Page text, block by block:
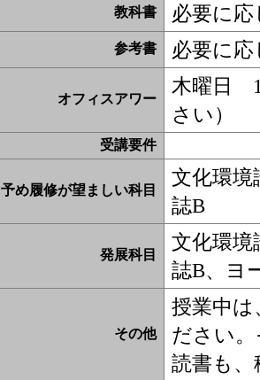
教科書 必要に
参考書 必要に
オフィスアワー
木曜日
さい）
受講要件
予め履修が望ましい科目
文化環境
誌B
発展科目
文化環境
誌B、ヨ
その他
授業中
ださい
読書も